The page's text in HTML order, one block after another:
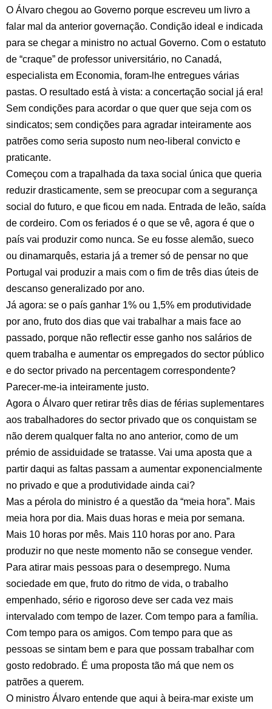
O Álvaro chegou ao Governo porque escreveu um livro a
falar mal da anterior governação. Condição ideal e indicada
para se chegar a ministro no actual Governo. Com o estatuto
de “craque” de professor universitário, no Canadá,
especialista em Economia, foram-lhe entregues várias
pastas. O resultado está à vista: a concertação social já era!
Sem condições para acordar o que quer que seja com os
sindicatos; sem condições para agradar inteiramente aos
patrões como seria suposto num neo-liberal convicto e
praticante.
Começou com a trapalhada da taxa social única que queria
reduzir drasticamente, sem se preocupar com a segurança
social do futuro, e que ficou em nada. Entrada de leão, saída
de cordeiro. Com os feriados é o que se vê, agora é que o
país vai produzir como nunca. Se eu fosse alemão, sueco
ou dinamarquês, estaria já a tremer só de pensar no que
Portugal vai produzir a mais com o fim de três dias úteis de
descanso generalizado por ano.
Já agora: se o país ganhar 1% ou 1,5% em produtividade
por ano, fruto dos dias que vai trabalhar a mais face ao
passado, porque não reflectir esse ganho nos salários de
quem trabalha e aumentar os empregados do sector público
e do sector privado na percentagem correspondente?
Parecer-me-ia inteiramente justo.
Agora o Álvaro quer retirar três dias de férias suplementares
aos trabalhadores do sector privado que os conquistam se
não derem qualquer falta no ano anterior, como de um
prémio de assiduidade se tratasse. Vai uma aposta que a
partir daqui as faltas passam a aumentar exponencialmente
no privado e que a produtividade ainda cai?
Mas a pérola do ministro é a questão da “meia hora”. Mais
meia hora por dia. Mais duas horas e meia por semana.
Mais 10 horas por mês. Mais 110 horas por ano. Para
produzir no que neste momento não se consegue vender.
Para atirar mais pessoas para o desemprego. Numa
sociedade em que, fruto do ritmo de vida, o trabalho
empenhado, sério e rigoroso deve ser cada vez mais
intervalado com tempo de lazer. Com tempo para a família.
Com tempo para os amigos. Com tempo para que as
pessoas se sintam bem e para que possam trabalhar com
gosto redobrado. É uma proposta tão má que nem os
patrões a querem.
O ministro Álvaro entende que aqui à beira-mar existe um